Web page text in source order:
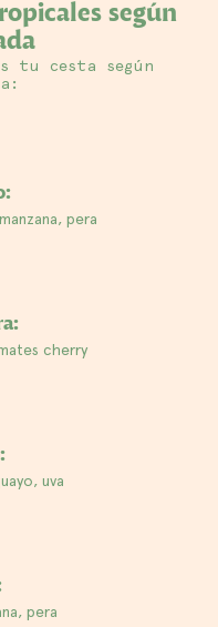
según
tu cesta según
pera
cherry
uva
pera